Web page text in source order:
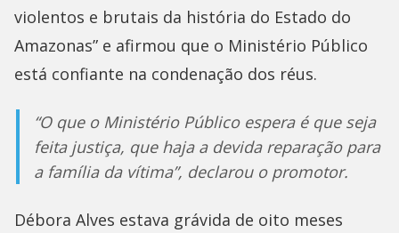
violentos e brutais da história do Estado do
Amazonas” e afirmou que o Ministério Público
está confiante na condenação dos réus.
“O que o Ministério Público espera é que seja
feita justiça, que haja a devida reparação para
a família da vítima”, declarou o promotor.
Débora Alves estava grávida de oito meses